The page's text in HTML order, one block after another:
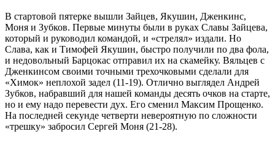
В стартовой пятерке вышли Зайцев, Якушин, Дженкинс,
Моня и Зубков. Первые минуты были в руках Славы Зайцева,
который и руководил командой, и «стрелял» издали. Но
Слава, как и Тимофей Якушин, быстро получили по два фола,
и недовольный Барцокас отправил их на скамейку. Вяльцев с
Дженкинсом своими точными трехочковыми сделали для
«Химок» неплохой задел (11-19). Отлично выглядел Андрей
Зубков, набравший для нашей команды десять очков на старте,
но и ему надо перевести дух. Его сменил Максим Прощенко.
На последней секунде четверти невероятную по сложности
«трешку» забросил Сергей Моня (21-28).